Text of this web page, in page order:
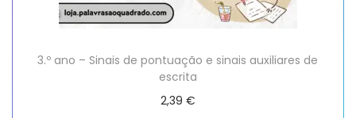
3.º ano – Sinais de pontuação e sinais auxiliares de
escrita
2,39 €